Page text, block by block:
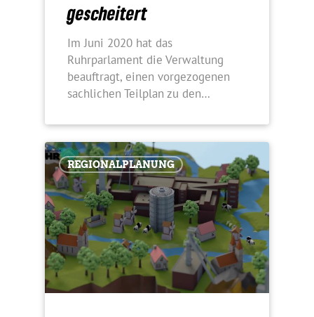
gescheitert
Im Juni 2020 hat das
Ruhrparlament die Verwaltung
beauftragt, einen vorgezogenen
sachlichen Teilplan zu den…
REGIONALPLANUNG